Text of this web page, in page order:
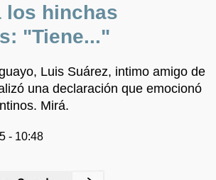
los hinchas
"Tiene..."
Luis Suárez, intimo amigo de
una declaración que emocionó
Mirá.
- 10:48